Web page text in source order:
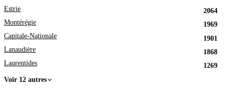
Estrie
2064
Montérégie
1969
Capitale-Nationale
1901
Lanaudière
1868
Laurentides
1269
Voir 12 autres